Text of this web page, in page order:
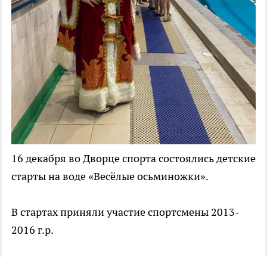
16 декабря во Дворце спорта состоялись детские
старты на воде «Весёлые осьминожки».
В стартах приняли участие спортсмены 2013-
2016 г.р.